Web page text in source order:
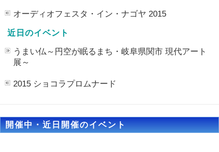
オーディオフェスタ・イン・ナゴヤ 2015
近日のイベント
うまい仏～円空が眠るまち・岐⾩県関市 現代アート
展～
2015 ショコラプロムナード
開催中・近日開催のイベント